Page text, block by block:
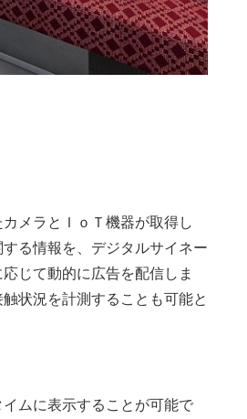
信
メラとＩｏＴ機器が取得し
る情報を、デジタルサイネー
じて動的に広告を配信しま
状況を計測することも可能と
ムに表示することが可能で